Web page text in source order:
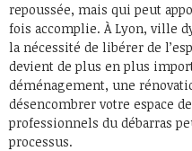
repoussée, mais qui peut
fois accomplie. À Lyon, ville
la nécessité de libérer de
devient de plus en plus
déménagement, une
désencombrer votre espace
professionnels du débarras
processus.